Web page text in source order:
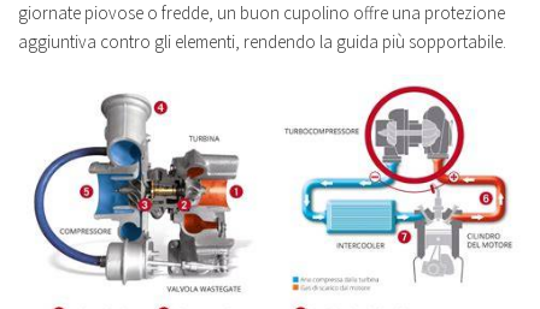
giornate piovose o fredde, un buon cupolino offre una protezione
aggiuntiva contro gli elementi, rendendo la guida più sopportabile.